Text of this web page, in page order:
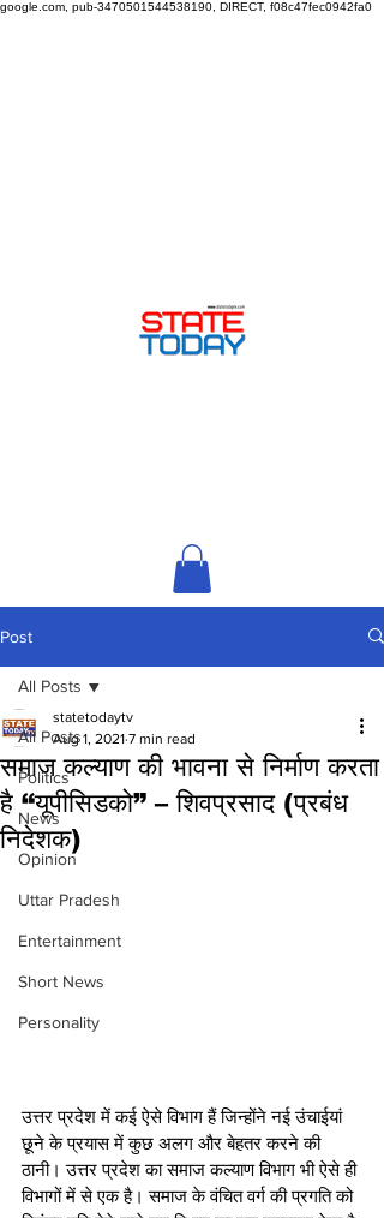
google.com, pub-3470501544538190, DIRECT, f08c47fec0942fa0
Post
All Posts
Politics
News
Opinion
Uttar Pradesh
Entertainment
Short News
Personality
All Posts
समाज कल्याण की भावना से निर्माण करता
है “यूपीसिडको” – शिवप्रसाद (प्रबंध
निदेशक)
statetodaytv
Aug 1, 2021 7 min read
उत्तर प्रदेश में कई ऐसे विभाग हैं जिन्होंने नई उंचाईयां
छूने के प्रयास में कुछ अलग और बेहतर करने की
ठानी। उत्तर प्रदेश का समाज कल्याण विभाग भी ऐसे ही
विभागों में से एक है। समाज के वंचित वर्ग की प्रगति को